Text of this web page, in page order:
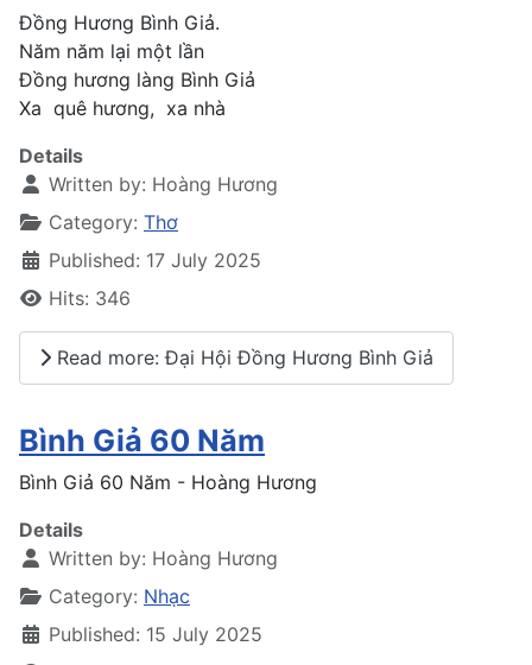
Đồng Hương Bình Giả.
Năm năm lại một lần
Đồng hương làng Bình Giả
Xa quê hương, xa nhà
Details
Written by: Hoàng Hương
Category: Thơ
Published: 17 July 2025
Hits: 346
Read more: Đại Hội Đồng Hương Bình Giả
Bình Giả 60 Năm
Bình Giả 60 Năm - Hoàng Hương
Details
Written by: Hoàng Hương
Category: Nhạc
Published: 15 July 2025